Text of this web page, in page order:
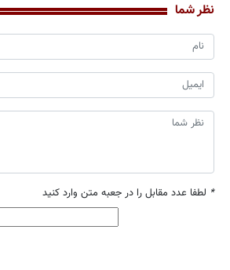
نظر شما
* لطفا عدد مقابل را در جعبه متن وارد کنید